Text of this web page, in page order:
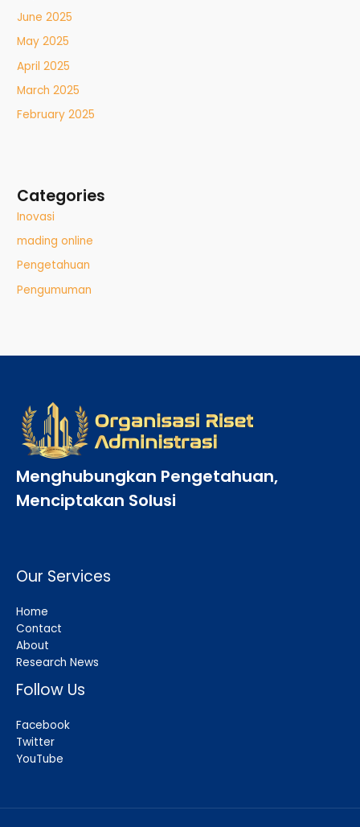
June 2025
May 2025
April 2025
March 2025
February 2025
Categories
Inovasi
mading online
Pengetahuan
Pengumuman
Menghubungkan Pengetahuan,
Menciptakan Solusi
Our Services
Home
Contact
About
Research News
Follow Us
Facebook
Twitter
YouTube